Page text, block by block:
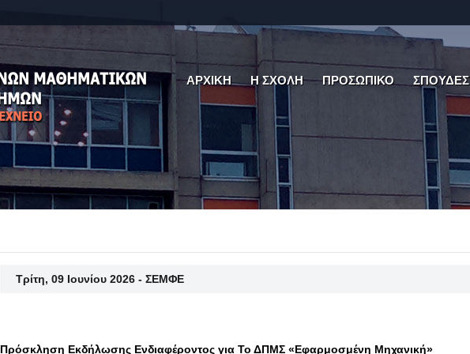
ΑΡΧΙΚΗ Η ΣΧΟΛΗ ΠΡΟΣΩΠΙΚΟ ΣΠΟΥΔΕΣ
Τρίτη, 09 Ιουνίου 2026 - ΣΕΜΦΕ
Πρόσκληση Εκδήλωσης Ενδιαφέροντος για Το ΔΠΜΣ «Εφαρμοσμένη Μηχανική»